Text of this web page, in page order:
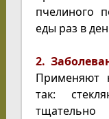
пчелиного
еды раз в
2.
Применяют
так: